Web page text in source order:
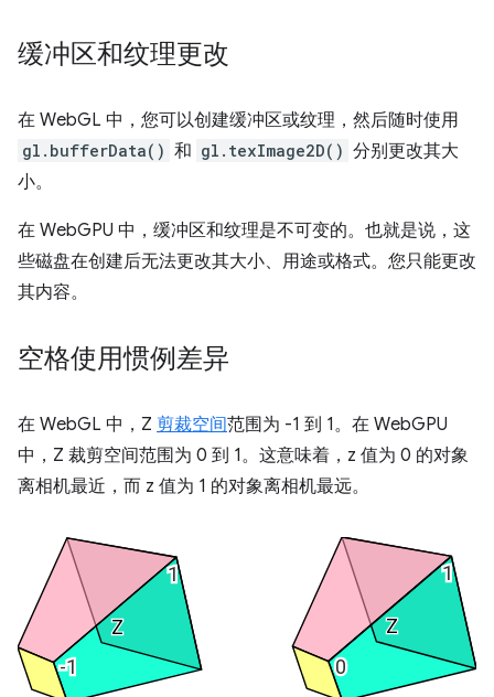
缓冲区和纹理更改
在 WebGL 中，您可以创建缓冲区或纹理，然后随时使用
gl.bufferData() 和 gl.texImage2D() 分别更改其大
小。
在 WebGPU 中，缓冲区和纹理是不可变的。也就是说，这
些磁盘在创建后无法更改其大小、用途或格式。您只能更改
其内容。
空格使用惯例差异
在 WebGL 中，Z 剪裁空间范围为 -1 到 1。在 WebGPU
中，Z 裁剪空间范围为 0 到 1。这意味着，z 值为 0 的对象
离相机最近，而 z 值为 1 的对象离相机最远。